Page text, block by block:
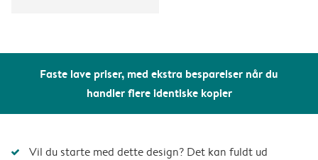
Faste lave priser, med ekstra besparelser når du
handler flere identiske kopier
Vil du starte med dette design? Det kan fuldt ud